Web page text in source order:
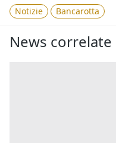
Notizie Bancarotta
News correlate